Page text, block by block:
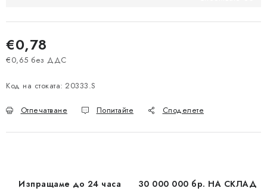
€0,78
€0,65 без ДДС
Код на стоката: 20333.S
Отпечатване Попитайте Споделете
Изпращаме до 24 часа 30 000 000 бр. НА СКЛАД